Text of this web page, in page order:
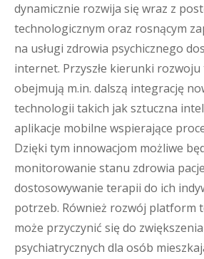
dynamicznie rozwija się wraz z
technologicznym oraz rosnącym
na usługi zdrowia psychicznego
internet. Przyszłe kierunki
obejmują m.in. dalszą integrację
technologii takich jak sztuczna
aplikacje mobilne wspierające
Dzięki tym innowacjom możliwe
monitorowanie stanu zdrowia
dostosowywanie terapii do ich
potrzeb. Również rozwój platform
może przyczynić się do
psychiatrycznych dla osób